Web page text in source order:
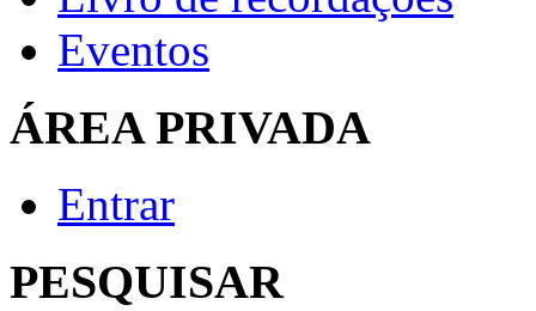
Eventos
ÁREA PRIVADA
Entrar
PESQUISAR